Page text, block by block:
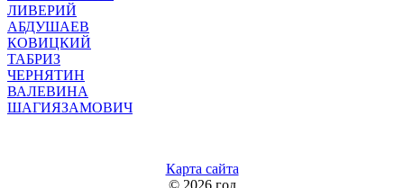
ЛИВЕРИЙ
АБДУШАЕВ
КОВИЦКИЙ
ТАБРИЗ
ЧЕРНЯТИН
ВАЛЕВИНА
ШАГИЯЗАМОВИЧ
Карта сайта
© 2026 год